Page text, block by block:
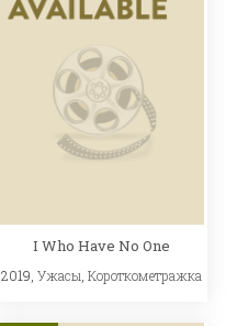
I Who Have No One
2019,Ужасы ,Короткометражка